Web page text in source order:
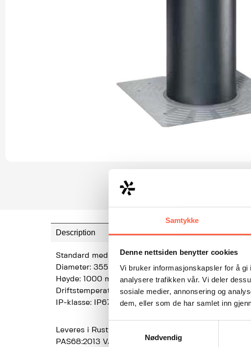
Samtykke
Denne nettsiden benytter cookies
Vi bruker informasjonskapsler for å
analysere trafikken vår. Vi deler
sosiale medier, annonsering og
dem, eller som de har samlet inn
Nødvendig
Description
Standard med røde led-lys som omkranser sylinderen.
Diameter: 355 mm
Høyde: 1000 mm
Driftstemperatur: -40 – +55 gr C
IP-klasse: IP67
Leveres i Rustfritt stål AISI 316 L eller som
PAS68:2013 V/6800 (N3)/50/90:0.7/0.7